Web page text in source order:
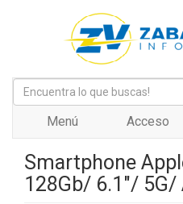
Menú Acceso
Smartphone
128Gb/ 6.1"/ 5G/